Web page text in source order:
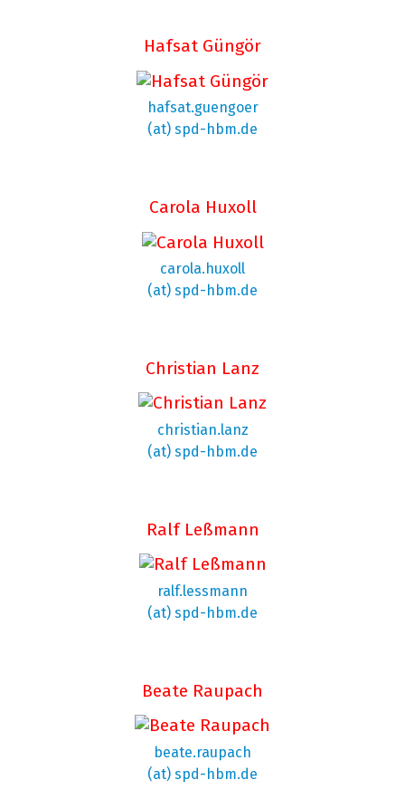
Hafsat Güngör
hafsat.guengoer
(at) spd-hbm.de
Carola Huxoll
carola.huxoll
(at) spd-hbm.de
Christian Lanz
christian.lanz
(at) spd-hbm.de
Ralf Leßmann
ralf.lessmann
(at) spd-hbm.de
Beate Raupach
beate.raupach
(at) spd-hbm.de